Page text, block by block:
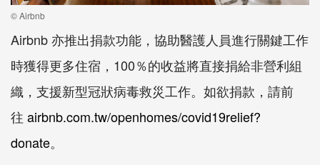
© Airbnb
Airbnb亦推出捐款功能，協助醫護人員進行關鍵工作
時獲得更多住宿， 100％的收益將直接捐給非營利組
織，支援新型冠狀病毒救災工作。如欲捐款，請前
往 airbnb.com.tw/openhomes/covid19relief?
donate。